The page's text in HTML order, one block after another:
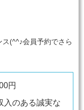
ス(^^♪会員予約でさら
円
のある誠実な